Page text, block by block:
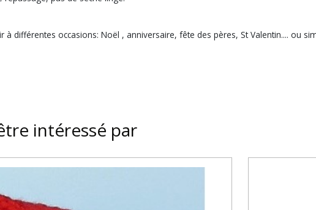
à différentes occasions: Noël , anniversaire, fête des pères, St Valentin.... ou
intéressé par